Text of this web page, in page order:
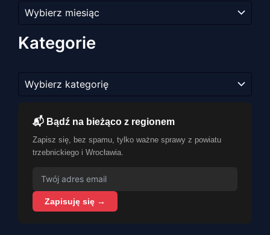
artykułów
Kategorie
📬 Bądź na bieżąco z regionem
Zapisz się, bez spamu, tylko ważne sprawy z powiatu
trzebnickiego i Wrocławia.
Zapisuję się →